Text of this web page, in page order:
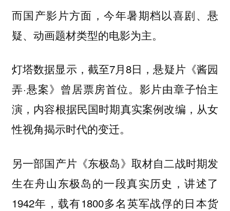
而国产影片方面，今年暑期档以喜剧、悬
疑、动画题材类型的电影为主。
灯塔数据显示，截至7月8日，悬疑片《酱园
弄·悬案》曾居票房首位。影片由章子怡主
演，内容根据民国时期真实案例改编，从女
性视角揭示时代的变迁。
另一部国产片《东极岛》取材自二战时期发
生在舟山东极岛的一段真实历史，讲述了
1942年，载有1800多名英军战俘的日本货